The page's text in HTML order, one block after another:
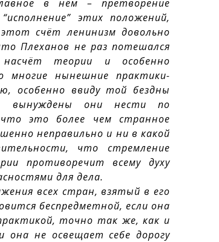
в нём – претворение
этих положений,
счёт ленинизм довольно
Плеханов не раз потешался
насчёт теории и особенно
многие нынешние практики-
особенно ввиду той бездны
вынуждены они нести по
это более чем странное
неправильно и ни в какой
что стремление
противоречит всему духу
для дела.
всех стран, взятый в его
беспредметной, если она
точно так же, как и
она не освещает себе дорогу